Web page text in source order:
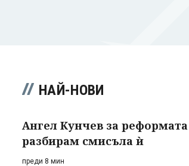
НАЙ-НОВИ
Ангел Кунчев за
разбирам смисъла ѝ
преди 8 мин